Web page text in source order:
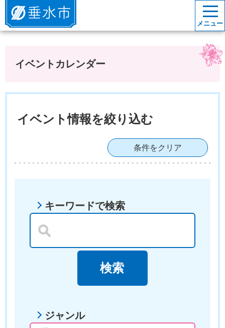
垂水市
メニュー
イベントカレンダー
イベント情報を絞り込む
条件をクリア
キーワードで検索
ジャンル